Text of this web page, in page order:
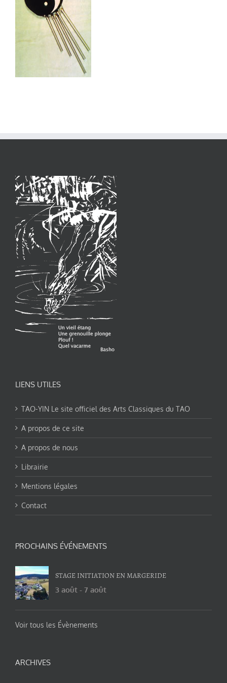
LIENS UTILES
TAO-YIN Le site officiel des Arts Classiques du TAO
A propos de ce site
A propos de nous
Librairie
Mentions légales
Contact
PROCHAINS ÉVÉNEMENTS
STAGE INITIATION EN MARGERIDE
3 août - 7 août
Voir tous les Évènements
ARCHIVES